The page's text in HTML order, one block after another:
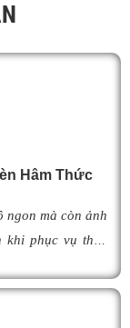
Hâm Thức
ngon mà còn ảnh
phục vụ thực
sạn và khu nghỉ
luôn ấm nóng,